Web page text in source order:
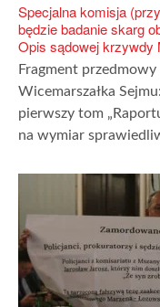
Specjalna komisja
będzie badanie skarg
Opis sądowej krzywdy
Fragment
Wicemarszałka
pierwszy tom
na wymiar